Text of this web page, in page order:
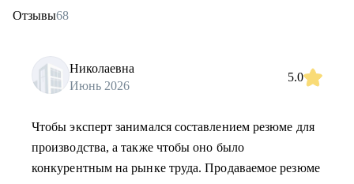
Отзывы68
Николаевна
Июнь 2026
5.0
Чтобы эксперт занимался составлением резюме для
производства, а также чтобы оно было
конкурентным на рынке труда. Продаваемое резюме